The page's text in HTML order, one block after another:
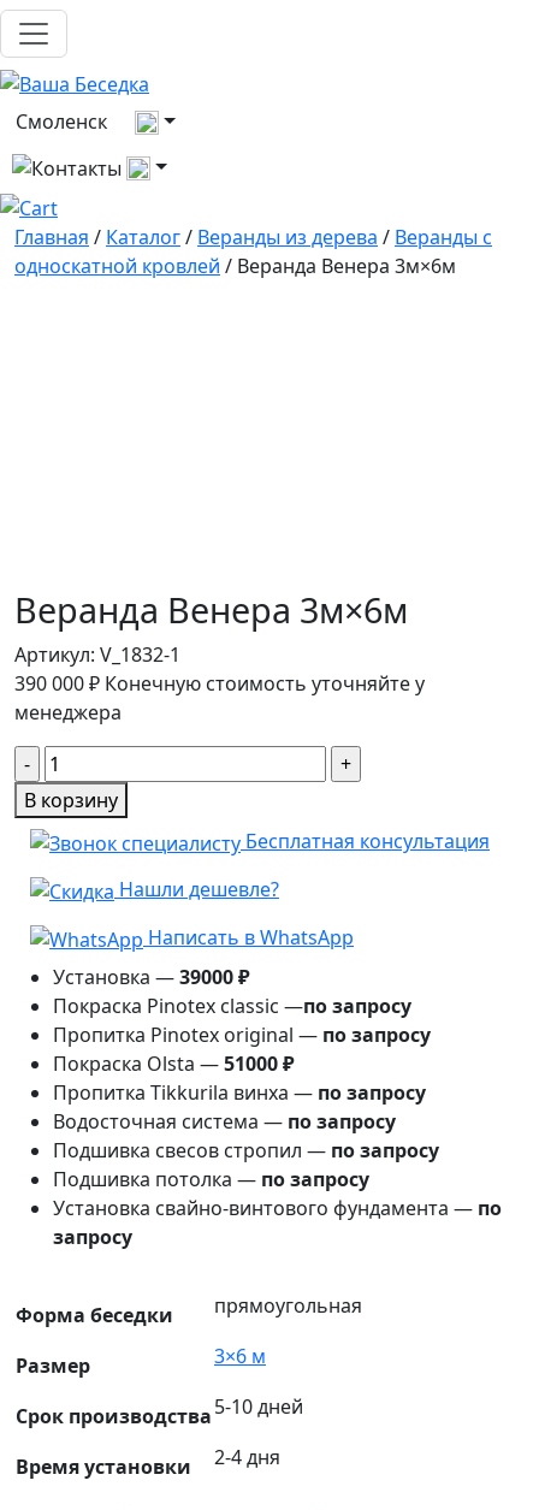
Смоленск
Выберите город
Все контакты
Главная / Каталог/ Веранды из дерева / Веранды с
односкатной кровлей / Веранда Венера 3м×6м
Веранда Венера 3м×6м
Артикул: V_1832-1
390 000₽ Конечную стоимость уточняйте у
менеджера
Количество
товара
Веранда
Венера
3м×6м
В корзину
Бесплатная консультация
Нашли дешевле?
Написать в WhatsApp
Установка —39000 ₽
Покраска Pinotex classic —по запросу
Пропитка Pinotex original — по запросу
Покраска Olsta —51000 ₽
Пропитка Tikkurila винха — по запросу
Водосточная система — по запросу
Подшивка свесов стропил — по запросу
Подшивка потолка — по запросу
Установка свайно-винтового фундамента — по
запросу
Форма беседки прямоугольная
Размер 3×6 м
Срок производства5-10 дней
Время установки 2-4 дня